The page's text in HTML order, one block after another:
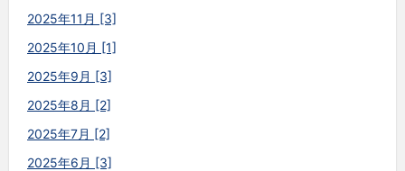
2025年11月 [3]
2025年10月 [1]
2025年9月 [3]
2025年8月 [2]
2025年7月 [2]
2025年6月 [3]